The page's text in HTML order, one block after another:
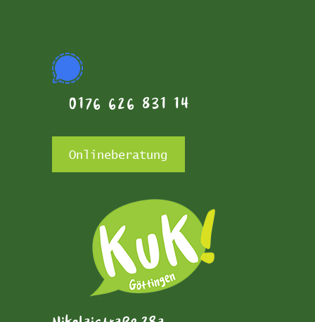
0176 626 831 14
Onlineberatung